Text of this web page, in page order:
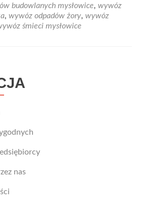
budowlanych mysłowice, wywóz
, wywóz odpadów żory, wywóz
śmieci mysłowice
nas